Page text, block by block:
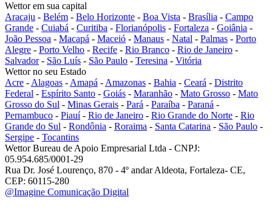
Wettor em sua capital
Aracaju - Belém - Belo Horizonte - Boa Vista - Brasília - Campo
Grande - Cuiabá - Curitiba - Florianópolis - Fortaleza - Goiânia -
João Pessoa - Macapá - Maceió - Manaus - Natal - Palmas - Porto
Alegre - Porto Velho - Recife - Rio Branco - Rio de Janeiro -
Salvador- São Luís - São Paulo - Teresina - Vitória
Wettor no seu Estado
Acre - Alagoas - Amapá - Amazonas - Bahia - Ceará - Distrito
Federal - Espírito Santo - Goiás - Maranhão - Mato Grosso - Mato
Grosso do Sul - Minas Gerais - Pará - Paraíba - Paraná -
Pernambuco - Piauí- Rio de Janeiro - Rio Grande do Norte - Rio
Grande do Sul - Rondônia - Roraima - Santa Catarina - São Paulo -
Sergipe - Tocantins
Wettor Bureau de Apoio Empresarial Ltda - CNPJ:
05.954.685/0001-29
Rua Dr. José Lourenço, 870 - 4º andar Aldeota, Fortaleza- CE,
CEP: 60115-280
@Imagine Comunicação Digital